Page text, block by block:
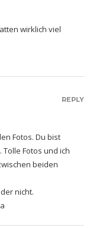
wirklich viel
Fotos. Du bist
Fotos und ich
beiden
nicht.
REPLY